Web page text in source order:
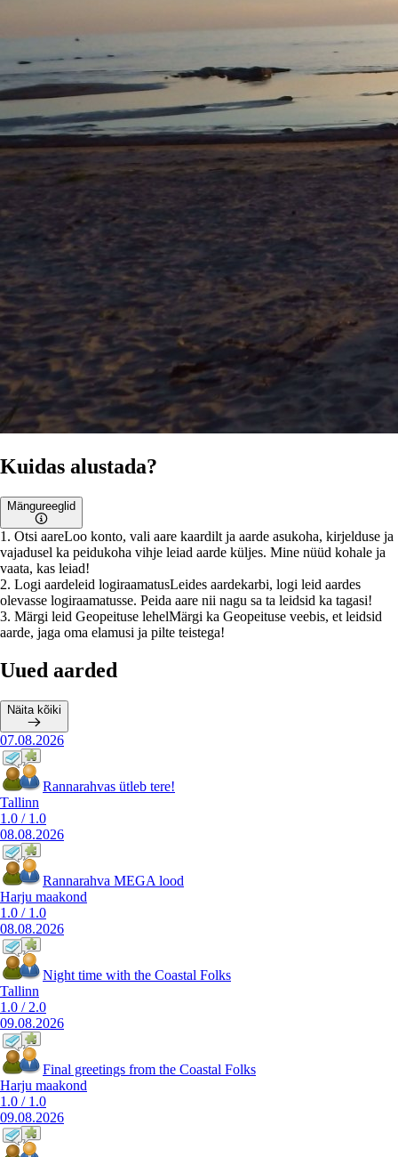
Kuidas alustada?
Mängureeglid
1 . Otsi aareLoo konto, vali aare kaardilt ja aarde asukoha, kirjelduse ja
vajadusel ka peidukoha vihje leiad aarde küljes. Mine nüüd kohale ja
vaata, kas leiad!
2. Logi aardeleid logiraamatusLeides aardekarbi, logi leid aardes
olevasse logiraamatusse. Peida aare nii nagu sa ta leidsid ka tagasi!
3. Märgi leid Geopeituse lehelMärgi ka Geopeituse veebis, et leidsid
aarde, jaga oma elamusi ja pilte teistega!
Uued aarded
Näita kõiki
07.08.2026
Rannarahvas ütleb tere!
Tallinn
1.0 / 1.0
08.08.2026
Rannarahva MEGA lood
Harju maakond
1.0 / 1.0
08.08.2026
Night time with the Coastal Folks
Tallinn
1.0 / 2.0
09.08.2026
Final greetings from the Coastal Folks
Harju maakond
1.0 / 1.0
09.08.2026